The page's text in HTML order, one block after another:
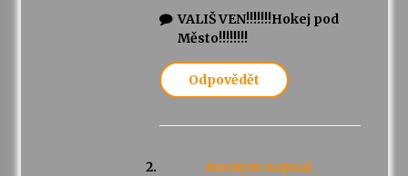
VALIŠ VEN!!!!!!!Hokej pod
Město!!!!!!!!
Odpovědět
Anonym napsal: